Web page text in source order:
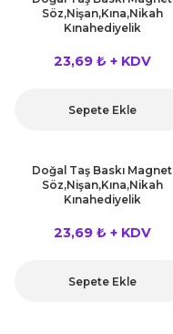
Söz,Nişan,Kına,Nikah
Kınahediyelik
23,69 ₺ + KDV
Sepete Ekle
Doğal Taş Baskı Magnet
Söz,Nişan,Kına,Nikah
Kınahediyelik
23,69 ₺ + KDV
Sepete Ekle